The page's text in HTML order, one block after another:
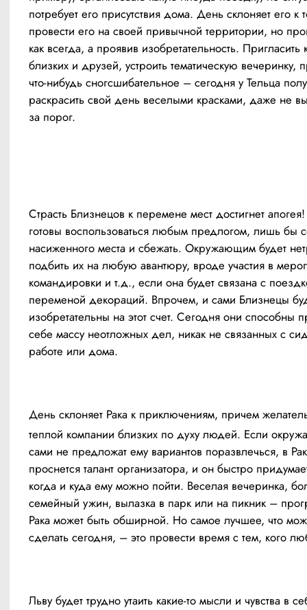
потребует его присутствия дома. День склоняет его к
провести его на своей привычной территории, но
как всегда, а проявив изобретательность. Пригласить
близких и друзей, устроить тематическую вечеринку,
что-нибудь сногсшибательное – сегодня у Тельца
раскрасить свой день веселыми красками, даже не
за порог.
Страсть Близнецов к перемене мест достигнет
готовы воспользоваться любым предлогом, лишь бы
насиженного места и сбежать. Окружающим будет
подбить их на любую авантюру, вроде участия в
командировки и т.д., если она будет связана с
переменой декораций. Впрочем, и сами Близнецы
изобретательны на этот счет. Сегодня они способны
себе массу неотложных дел, никак не связанных с
работе или дома.
День склоняет Рака к приключениям, причем
теплой компании близких по духу людей. Если
сами не предложат ему вариантов поразвлечься, в
проснется талант организатора, и он быстро
когда и куда ему можно пойти. Веселая вечеринка,
семейный ужин, вылазка в парк или на пикник –
Рака может быть обширной. Но самое лучшее, что
сделать сегодня, – это провести время с тем, кого
Льву будет трудно утаить какие-то мысли и чувства в